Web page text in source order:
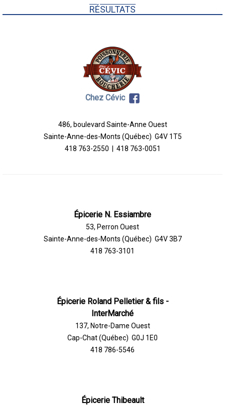
RÉSULTATS
Chez Cévic
486, boulevard Sainte-Anne Ouest
Sainte-Anne-des-Monts (Québec) G4V 1T5
418 763-2550 | 418 763-0051
Épicerie N. Essiambre
53, Perron Ouest
Sainte-Anne-des-Monts (Québec) G4V 3B7
418 763-3101
Épicerie Roland Pelletier & fils -
InterMarché
137, Notre-Dame Ouest
Cap-Chat (Québec) G0J 1E0
418 786-5546
Épicerie Thibeault